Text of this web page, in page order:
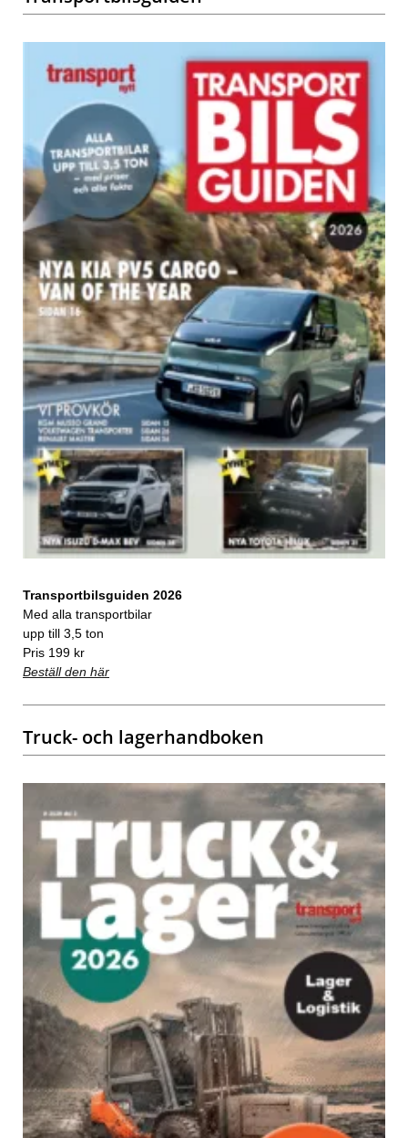
Transportbilsguiden 2026
Med alla transportbilar
upp till 3,5 ton
Pris 199 kr
Beställ den här
Truck- och lagerhandboken